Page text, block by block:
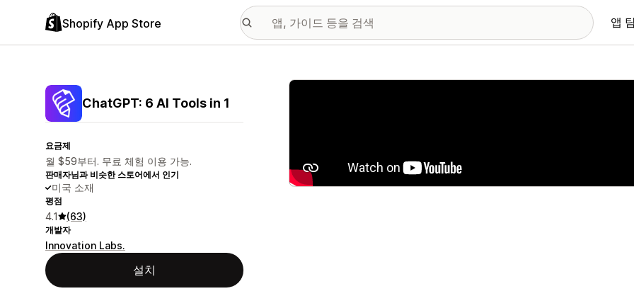
Shopify App Store 앱
ChatGPT: 6 AI Tools in 1
요금제
월 $59부터. 무료 체험 이용 가능.
판매자님과 비슷한 스토어에서 인기
미국 소재
평점
4.1 (63)
개발자
Innovation Labs.
설치
추천 이미지 갤러리